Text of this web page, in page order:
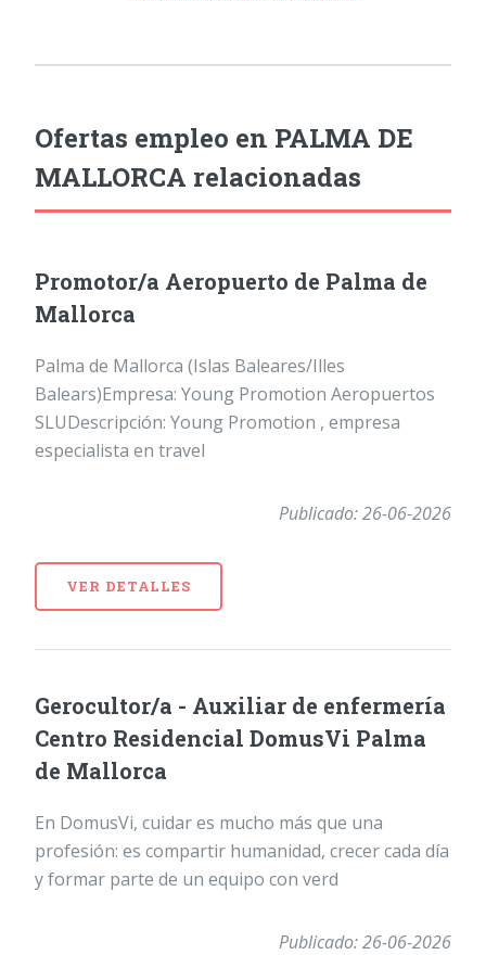
Ofertas empleo en PALMA DE
MALLORCA relacionadas
Promotor/a Aeropuerto de Palma de
Mallorca
Palma de Mallorca (Islas Baleares/Illes
Balears)Empresa: Young Promotion Aeropuertos
SLUDescripción: Young Promotion , empresa
especialista en travel
Publicado: 26-06-2026
VER DETALLES
Gerocultor/a - Auxiliar de enfermería
Centro Residencial DomusVi Palma
de Mallorca
En DomusVi, cuidar es mucho más que una
profesión: es compartir humanidad, crecer cada día
y formar parte de un equipo con verd
Publicado: 26-06-2026